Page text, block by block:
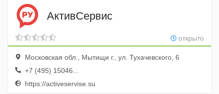
АктивСервис
открыто
Московская обл., Мытищи г., ул. Тухачевского, 6
+7 (495) 15046...
https://activeservise.su